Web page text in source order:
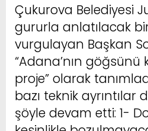
Çukurova Belediyesi
gururla anlatılacak
vurgulayan Başkan
“Adana’nın
proje” olarak
bazı teknik ayrıntılar
şöyle devam etti: 1-